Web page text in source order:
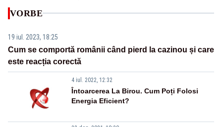
VORBE
19 iul. 2023, 18:25
Cum se comportă românii când pierd la cazinou și care
este reacția corectă
4 iul. 2022, 12:32
Întoarcerea La Birou. Cum Poți Folosi
Energia Eficient?